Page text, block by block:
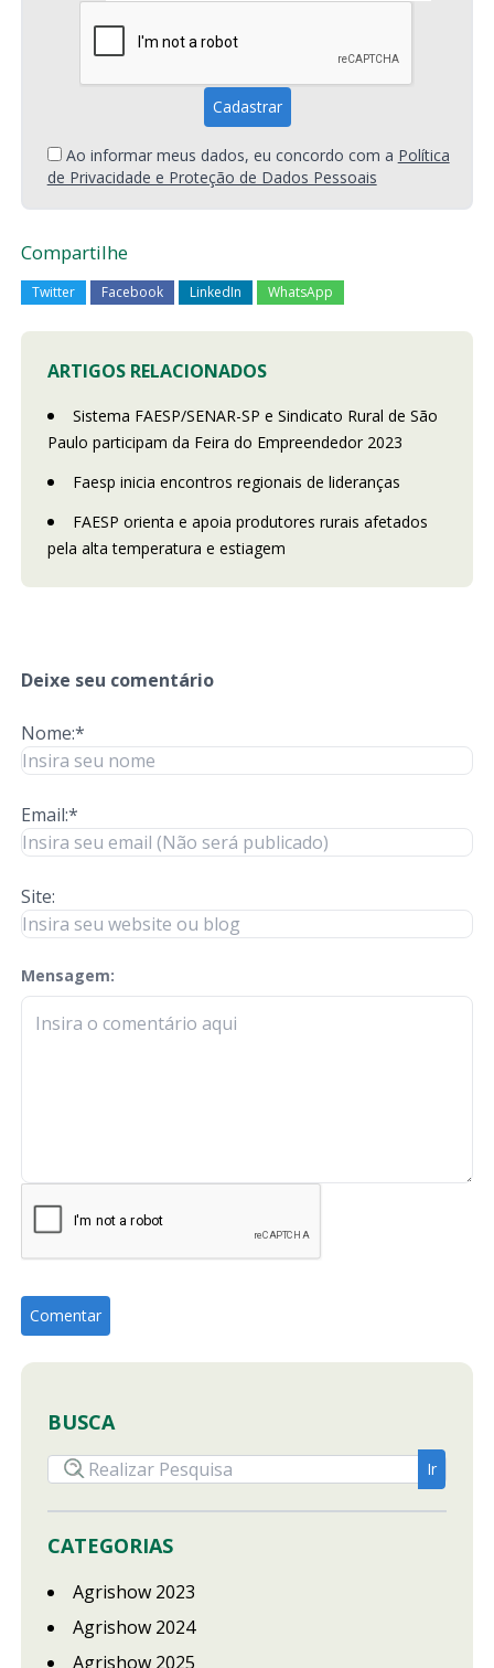
Ao informar meus dados, eu concordo com a Política
de Privacidade e Proteção de Dados Pessoais
Compartilhe
Twitter Facebook LinkedIn WhatsApp
ARTIGOS RELACIONADOS
Sistema FAESP/SENAR-SP e Sindicato Rural de São
Paulo participam da Feira do Empreendedor 2023
Faesp inicia encontros regionais de lideranças
FAESP orienta e apoia produtores rurais afetados
pela alta temperatura e estiagem
Deixe seu comentário
Nome:*
Email:*
Site:
Mensagem:
check-terms
BUSCA
CATEGORIAS
Agrishow 2023
Agrishow 2024
Agrishow 2025